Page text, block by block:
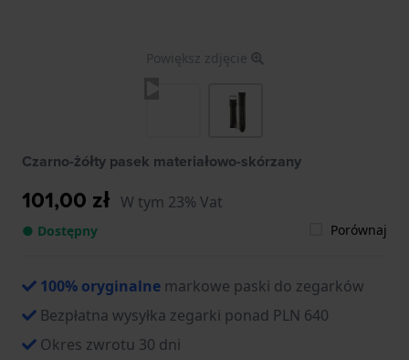
Powiększ zdjęcie
Czarno-żółty pasek materiałowo-skórzany
101,00 zł W tym 23% Vat
● Dostępny Porównaj
100% oryginalne markowe paski do zegarków
Bezpłatna wysyłka zegarki ponad PLN 640
Okres zwrotu 30 dni